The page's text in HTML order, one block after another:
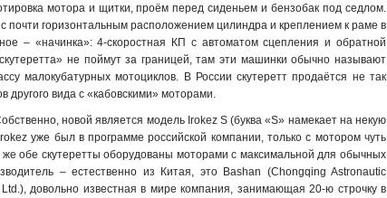
мотора и щитки, проём перед сиденьем и бензобак под седлом.
почти горизонтальным расположением цилиндра и креплением к раме в
– «начинка»: 4-скоростная КП с автоматом сцепления и обратной
не поймут за границей, там эти машинки обычно называют
малокубатурных мотоциклов. В России скутеретт продаётся не так
другого вида с «кабовскими» моторами.
новой является модель Irokez S (буква «S» намекает на некую
уже был в программе российской компании, только с мотором чуть
обе скутеретты оборудованы моторами с максимальной для обычных
– естественно из Китая, это Bashan (Chongqing Astronautic
довольно известная в мире компания, занимающая 20-ю строчку в